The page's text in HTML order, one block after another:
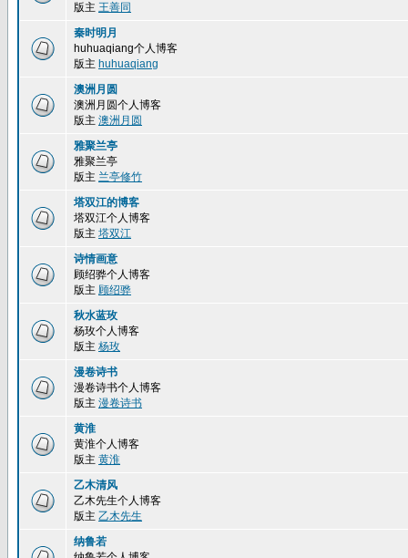
版主 王善同
秦时明月
huhuaqiang个人博客
版主 huhuaqiang
澳洲月圆
澳洲月圆个人博客
版主 澳洲月圆
雅聚兰亭
雅聚兰亭
版主 兰亭修竹
塔双江的博客
塔双江个人博客
版主 塔双江
诗情画意
顾绍骅个人博客
版主 顾绍骅
秋水蓝玫
杨玫个人博客
版主 杨玫
漫卷诗书
漫卷诗书个人博客
版主 漫卷诗书
黄淮
黄淮个人博客
版主 黄淮
乙木清风
乙木先生个人博客
版主 乙木先生
纳鲁若